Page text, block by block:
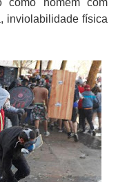
como homem com
inviolabilidade física